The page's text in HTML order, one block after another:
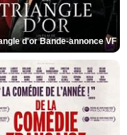
d'or Bande-annonce VF